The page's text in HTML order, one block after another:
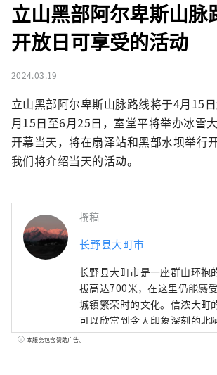
立山黑部阿尔卑斯山脉
开放日可享受的活动
2024.03.19
立山黑部阿尔卑斯山脉路线将于4月15
月15日至6月25日，室堂平将举办冰雪
开幕当天，将在扇泽站和黑部水坝举行
我们将介绍当天的活动。
撰稿
长野县大町市
长野县大町市是一座群山环抱
拔高达700米，在这里仍能感
城镇繁荣时的文化。信浓大町
可以欣赏到令人印象深刻的北
色，靠近壮丽的自然风光，并
本服务包含赞助广告。